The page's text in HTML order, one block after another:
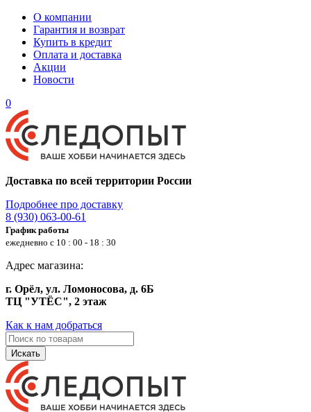
О компании
Гарантия и возврат
Купить в кредит
Оплата и доставка
Акции
Новости
0
Доставка по всей территории России
Подробнее про доставку
8 (930) 063-00-61
График работы
ежедневно с 10 : 00 - 18 : 30
Адрес магазина:
г. Орёл, ул. Ломоносова, д. 6Б
ТЦ "УТЁС", 2 этаж
Как к нам добраться
Искать